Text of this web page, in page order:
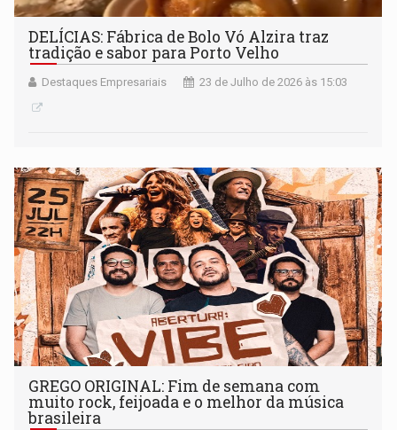
DELÍCIAS: Fábrica de Bolo Vó Alzira traz
tradição e sabor para Porto Velho
Destaques Empresariais 23 de Julho de 2026 às 15:03
GREGO ORIGINAL: Fim de semana com
muito rock, feijoada e o melhor da música
brasileira